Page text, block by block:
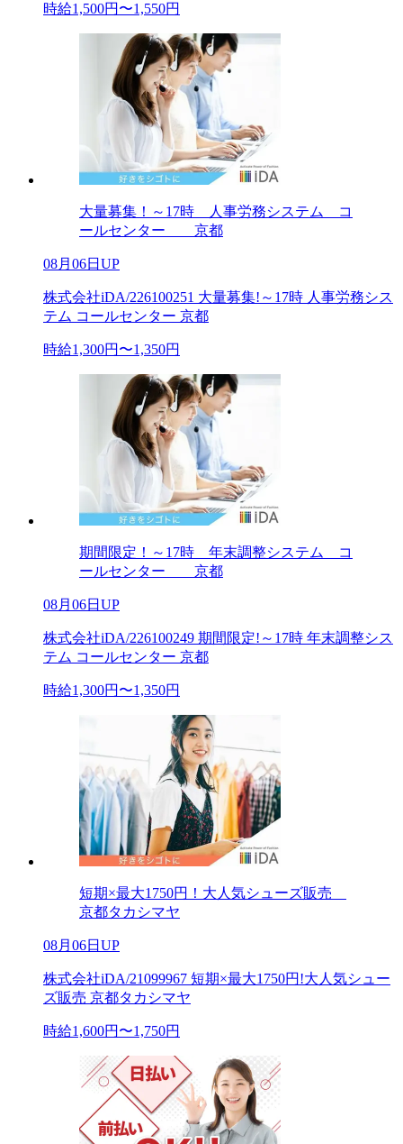
時給1,500円〜1,550円
大量募集！～17時 人事労務システム コ
ールセンター 京都
08月06日UP
株式会社iDA/226100251 大量募集!～17時 人事労務シス
テム コールセンター 京都
時給1,300円〜1,350円
期間限定！～17時 年末調整システム コ
ールセンター 京都
08月06日UP
株式会社iDA/226100249 期間限定!～17時 年末調整シス
テム コールセンター 京都
時給1,300円〜1,350円
短期×最大1750円！大人気シューズ販売
京都タカシマヤ
08月06日UP
株式会社iDA/21099967 短期×最大1750円!大人気シュー
ズ販売 京都タカシマヤ
時給1,600円〜1,750円